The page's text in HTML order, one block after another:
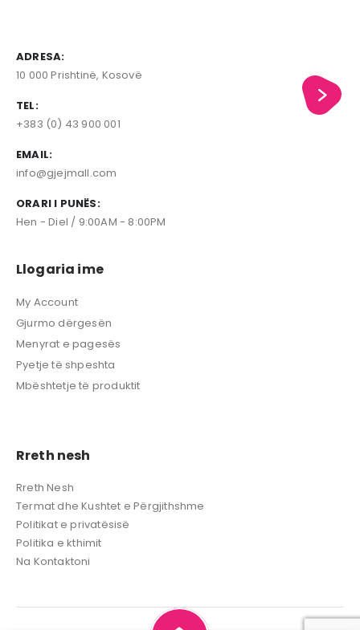
ADRESA:
10 000 Prishtinë, Kosovë
TEL:
+383 (0) 43 900 001
EMAIL:
info@gjejmall.com
ORARI I PUNËS:
Hen - Diel / 9:00AM - 8:00PM
Llogaria ime
My Account
Gjurmo dërgesën
Menyrat e pagesës
Pyetje të shpeshta
Mbështetje të produktit
Rreth nesh
Rreth Nesh
Termat dhe Kushtet e Përgjithshme
Politikat e privatësisë
Politika e kthimit
Na Kontaktoni